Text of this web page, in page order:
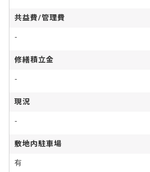
共益費/管理費
-
修繕積立金
-
現況
-
敷地内駐車場
有